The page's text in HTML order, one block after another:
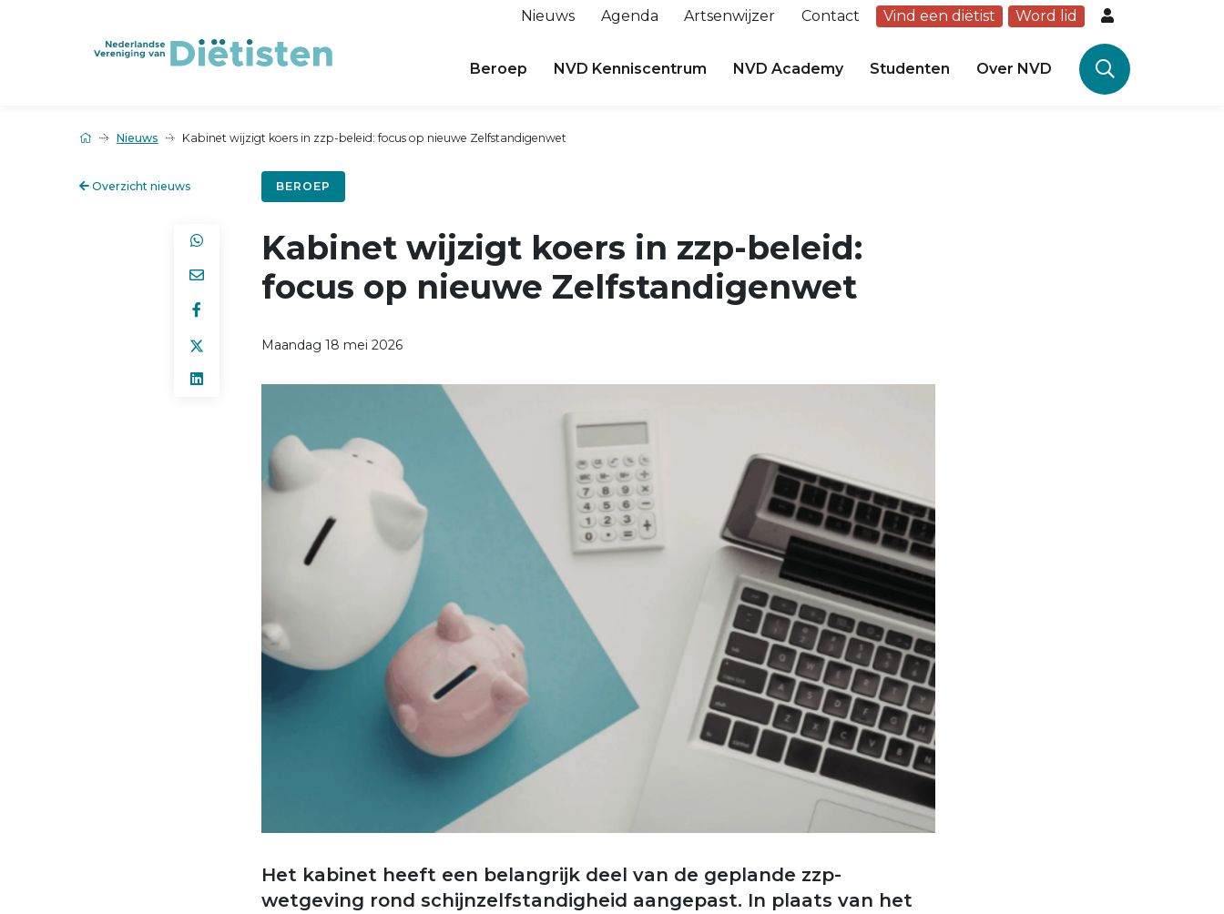
Nieuws Agenda Artsenwijzer Contact Vind een diëtist Word lid
Beroep NVD Kenniscentrum NVD Academy Studenten Over NVD
Nieuws Kabinet wijzigt koers in zzp-beleid: focus op nieuwe Zelfstandigenwet
Overzicht nieuws BEROEP
Kabinet wijzigt koers in zzp-beleid:
focus op nieuwe Zelfstandigenwet
Maandag 18 mei 2026
Het kabinet heeft een belangrijk deel van de geplande zzp-
wetgeving rond schijnzelfstandigheid aangepast. In plaats van het